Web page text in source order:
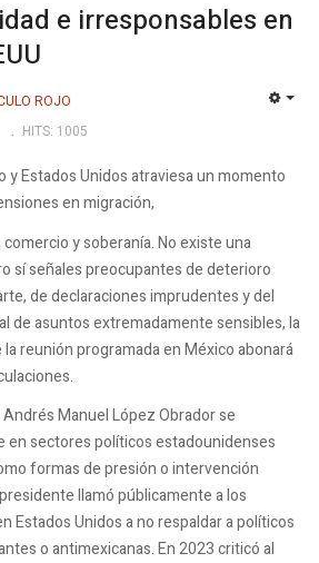
e irresponsables en
ROJO
HITS: 1005
y Estados Unidos atraviesa un momento
en migración,
y soberanía. No existe una
sí señales preocupantes de deterioro
de declaraciones imprudentes y del
de asuntos extremadamente sensibles, la
reunión programada en México abonará
Manuel López Obrador se
en sectores políticos estadounidenses
formas de presión o intervención
llamó públicamente a los
Estados Unidos a no respaldar a políticos
o antimexicanas. En 2023 criticó al